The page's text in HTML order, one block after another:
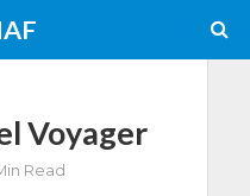
Voyager
Read